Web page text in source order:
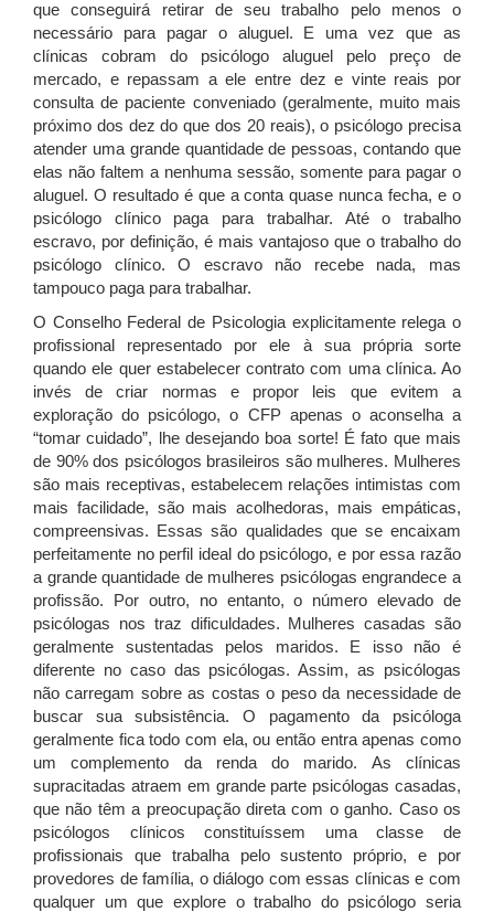
que conseguirá retirar de seu trabalho pelo menos o
necessário para pagar o aluguel. E uma vez que as
clínicas cobram do psicólogo aluguel pelo preço de
mercado, e repassam a ele entre dez e vinte reais por
consulta de paciente conveniado (geralmente, muito mais
próximo dos dez do que dos 20 reais), o psicólogo precisa
atender uma grande quantidade de pessoas, contando que
elas não faltem a nenhuma sessão, somente para pagar o
aluguel. O resultado é que a conta quase nunca fecha, e o
psicólogo clínico paga para trabalhar. Até o trabalho
escravo, por definição, é mais vantajoso que o trabalho do
psicólogo clínico. O escravo não recebe nada, mas
tampouco paga para trabalhar.
O Conselho Federal de Psicologia explicitamente relega o
profissional representado por ele à sua própria sorte
quando ele quer estabelecer contrato com uma clínica. Ao
invés de criar normas e propor leis que evitem a
exploração do psicólogo, o CFP apenas o aconselha a
“tomar cuidado”, lhe desejando boa sorte! É fato que mais
de 90% dos psicólogos brasileiros são mulheres. Mulheres
são mais receptivas, estabelecem relações intimistas com
mais facilidade, são mais acolhedoras, mais empáticas,
compreensivas. Essas são qualidades que se encaixam
perfeitamente no perfil ideal do psicólogo, e por essa razão
a grande quantidade de mulheres psicólogas engrandece a
profissão. Por outro, no entanto, o número elevado de
psicólogas nos traz dificuldades. Mulheres casadas são
geralmente sustentadas pelos maridos. E isso não é
diferente no caso das psicólogas. Assim, as psicólogas
não carregam sobre as costas o peso da necessidade de
buscar sua subsistência. O pagamento da psicóloga
geralmente fica todo com ela, ou então entra apenas como
um complemento da renda do marido. As clínicas
supracitadas atraem em grande parte psicólogas casadas,
que não têm a preocupação direta com o ganho. Caso os
psicólogos clínicos constituíssem uma classe de
profissionais que trabalha pelo sustento próprio, e por
provedores de família, o diálogo com essas clínicas e com
qualquer um que explore o trabalho do psicólogo seria